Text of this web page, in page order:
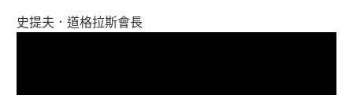
史提夫．道格拉斯會長